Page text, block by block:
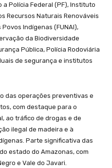
Polícia Federal (PF), Instituto
Recursos Naturais Renováveis
Indígenas (FUNAI),
da Biodiversidade
Pública, Polícia Rodoviária
de segurança e institutos
das operações preventivas e
com destaque para o
ao tráfico de drogas e de
ilegal de madeira e à
Parte significativa das
estado do Amazonas, com
e Vale do Javari.